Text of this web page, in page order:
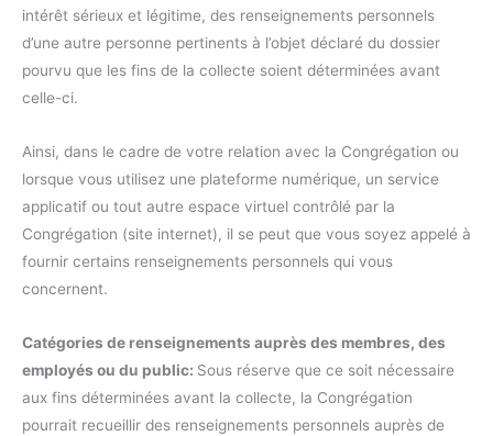
intérêt sérieux et légitime, des renseignements personnels
d’une autre personne pertinents à l’objet déclaré du dossier
pourvu que les fins de la collecte soient déterminées avant
celle-ci.
Ainsi, dans le cadre de votre relation avec la Congrégation ou
lorsque vous utilisez une plateforme numérique, un service
applicatif ou tout autre espace virtuel contrôlé par la
Congrégation (site internet), il se peut que vous soyez appelé à
fournir certains renseignements personnels qui vous
concernent.
Catégories de renseignements auprès des membres, des
employés ou du public: Sous réserve que ce soit nécessaire
aux fins déterminées avant la collecte, la Congrégation
pourrait recueillir des renseignements personnels auprès de